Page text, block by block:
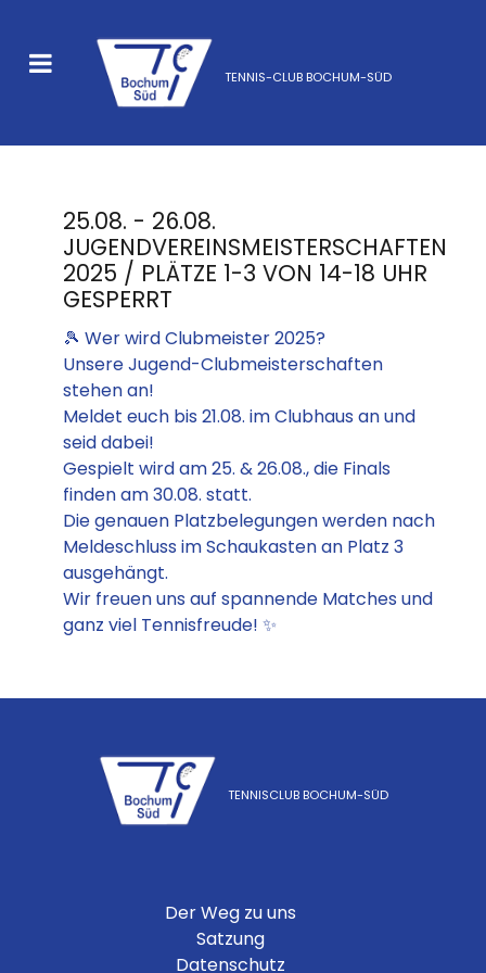
TENNIS-CLUB BOCHUM-SÜD
25.08. - 26.08.
JUGENDVEREINSMEISTERSCHAFTEN
2025 / PLÄTZE 1-3 VON 14-18 UHR
GESPERRT
🎾 Wer wird Clubmeister 2025?
Unsere Jugend-Clubmeisterschaften
stehen an!
Meldet euch bis 21.08. im Clubhaus an und
seid dabei!
Gespielt wird am 25. & 26.08., die Finals
finden am 30.08. statt.
Die genauen Platzbelegungen werden nach
Meldeschluss im Schaukasten an Platz 3
ausgehängt.
Wir freuen uns auf spannende Matches und
ganz viel Tennisfreude! ✨
TENNISCLUB BOCHUM-SÜD
Der Weg zu uns
Satzung
Datenschutz